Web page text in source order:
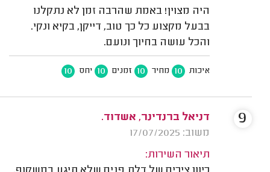
היה מצוין! באמת שהרבה זמן לא נתקלנו
בבעל מקצוע כל כך טוב, דייקן, בקיא ונקי.
והכל עושה בחיוך ונועם.
איכות 10 מחיר 10 זמנים 10 יחס 10
דניאל ברנדינר, אשדוד.
משוב: 17/07/2025
תיאור השירות:
9